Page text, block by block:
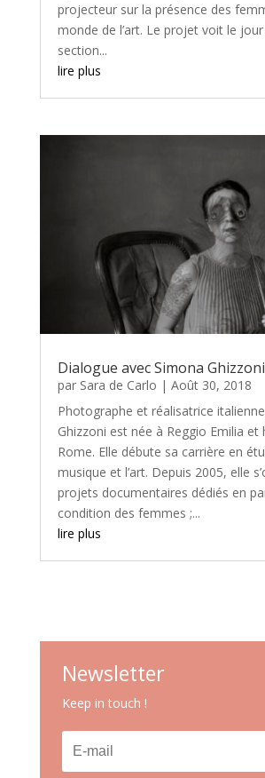
projecteur sur la présence des
monde de l’art. Le projet voit le
section...
lire plus
Dialogue avec Simona Ghizzoni
par Sara de Carlo | Août 30, 2018
Photographe et réalisatrice
Ghizzoni est née à Reggio Emilia et
Rome. Elle débute sa carrière en
musique et l’art. Depuis 2005, elle
projets documentaires dédiés en
condition des femmes ;...
lire plus
Newsletter
Keep in touch !